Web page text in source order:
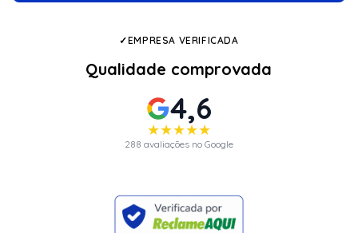
✓EMPRESA VERIFICADA
Qualidade comprovada
4,6
★★★★★
288 avaliações no Google